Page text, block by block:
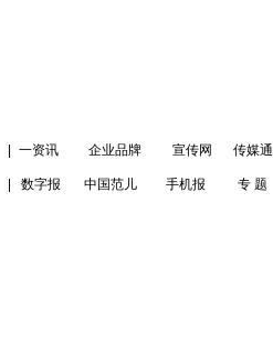
一资讯 企业品牌 宣传网 传媒通
数字报 中国范儿 手机报 专 题